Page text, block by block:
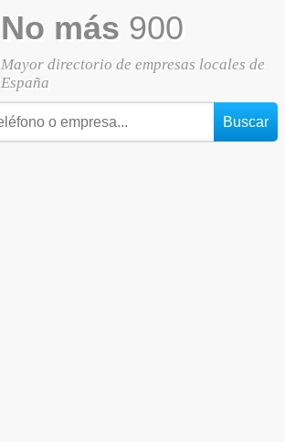
No más 900
Mayor directorio de empresas locales de
España